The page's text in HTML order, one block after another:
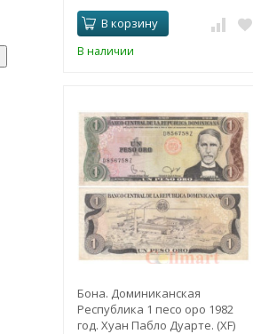
В корзину
В наличии
Бона. Доминиканская
Республика 1 песо оро 1982
год. Хуан Пабло Дуарте. (XF)